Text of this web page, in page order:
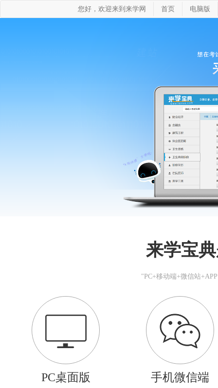
您好，欢迎来到来学网 首页 电脑版
来学宝
"PC+移动端+微信站
PC桌面版 手机微信端